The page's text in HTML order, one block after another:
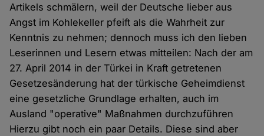
Artikels schmälern, weil der Deutsche lieber aus
Angst im Kohlekeller pfeift als die Wahrheit zur
Kenntnis zu nehmen; dennoch muss ich den lieben
Leserinnen und Lesern etwas mitteilen: Nach der am
27. April 2014 in der Türkei in Kraft getretenen
Gesetzesänderung hat der türkische Geheimdienst
eine gesetzliche Grundlage erhalten, auch im
Ausland "operative" Maßnahmen durchzuführen
Hierzu gibt noch ein paar Details. Diese sind aber